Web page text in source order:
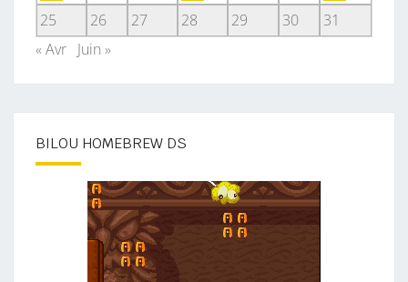
25
26 27 28 29 30
31
« Avr Juin »
BILOU HOMEBREW DS